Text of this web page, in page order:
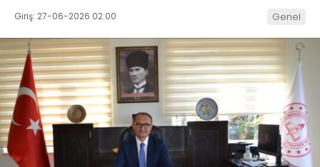
Giriş: 27-06-2026 02:00 Genel